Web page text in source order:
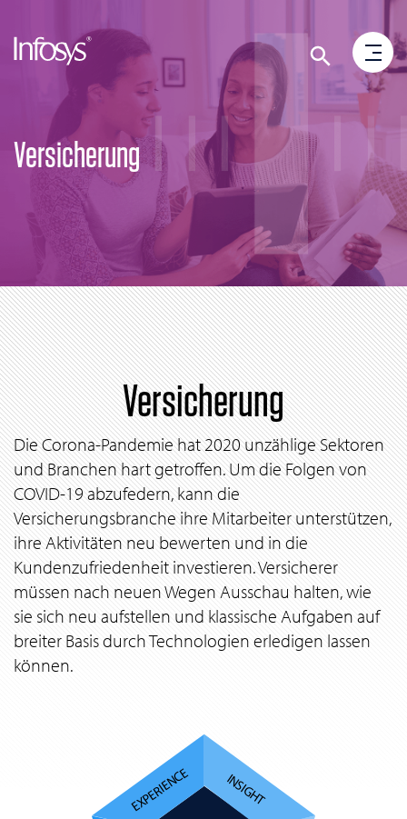
Versicherung
Versicherung
Die Corona-Pandemie hat 2020 unzählige Sektoren
und Branchen hart getroffen. Um die Folgen von
COVID-19 abzufedern, kann die
Versicherungsbranche ihre Mitarbeiter unterstützen,
ihre Aktivitäten neu bewerten und in die
Kundenzufriedenheit investieren. Versicherer
müssen nach neuen Wegen Ausschau halten, wie
sie sich neu aufstellen und klassische Aufgaben auf
breiter Basis durch Technologien erledigen lassen
können.
EXPERIENCE INSIGHT